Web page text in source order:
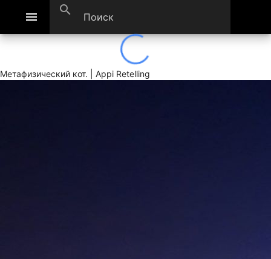
menu search
Метафизический кот. | Appi Retelling